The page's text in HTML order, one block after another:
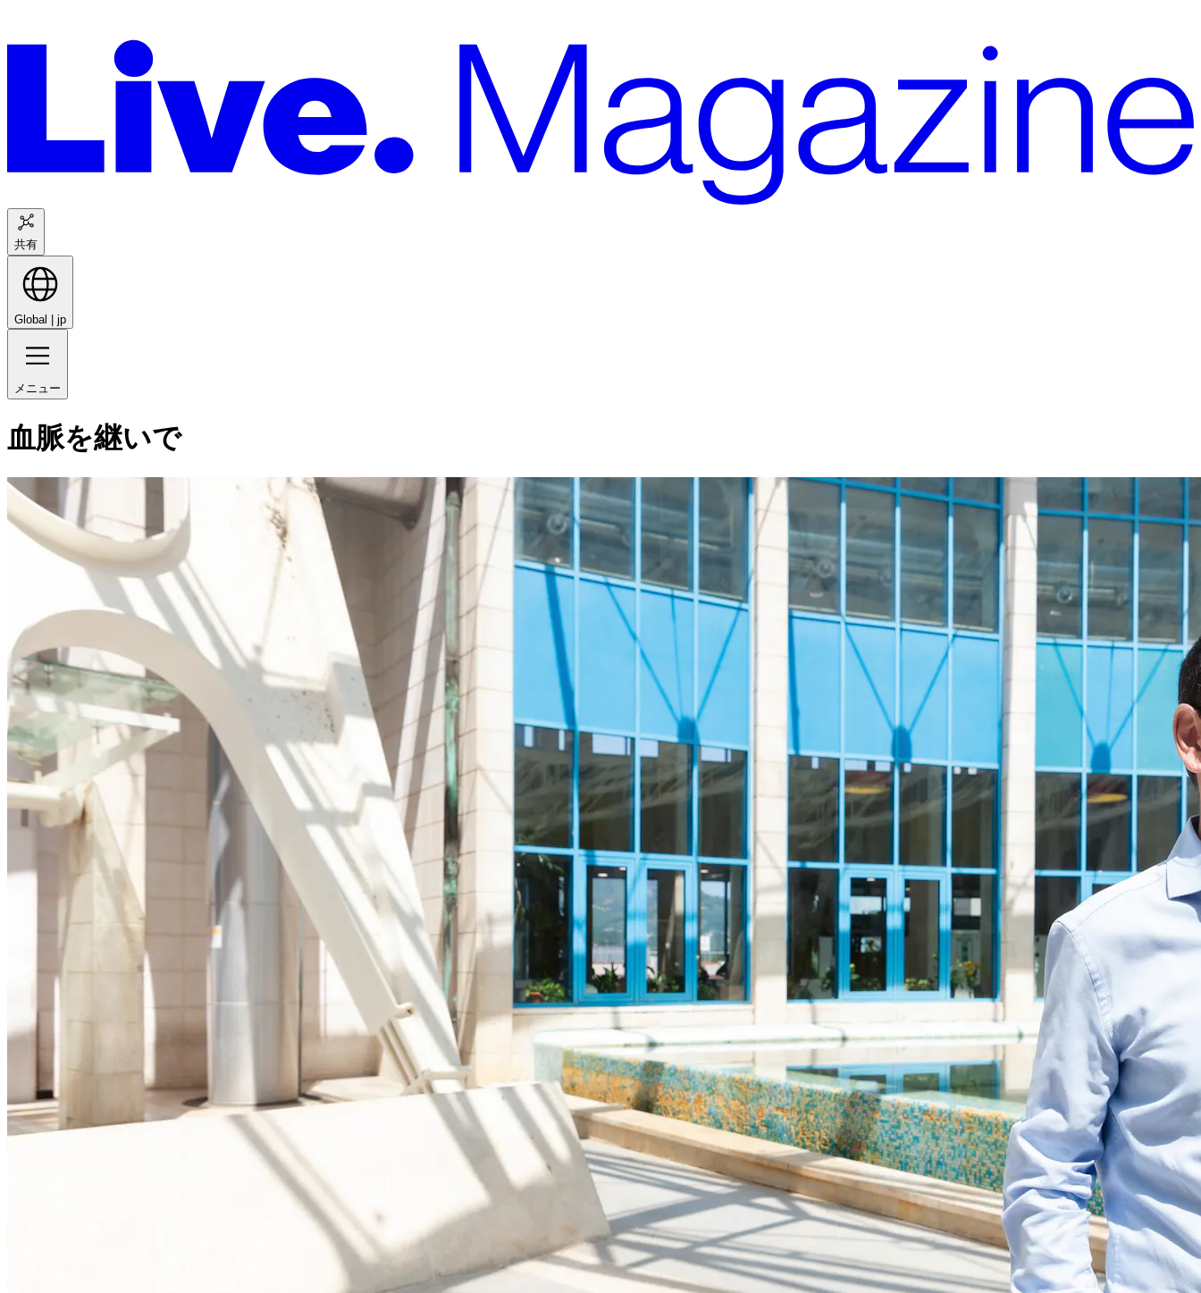
共有
Global | jp
メニュー
血脈を継いで